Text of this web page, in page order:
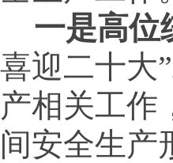
一是高位
喜迎二十大
产相关工作
间安全生产